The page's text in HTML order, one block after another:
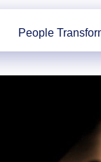
People